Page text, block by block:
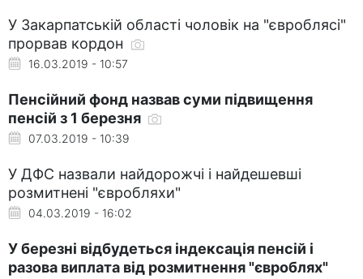
У Закарпатській області чоловік на "євроблясі"
прорвав кордон
16.03.2019 - 10:57
Пенсійний фонд назвав суми підвищення
пенсій з 1 березня
07.03.2019 - 10:39
У ДФС назвали найдорожчі і найдешевші
розмитнені "євробляхи"
04.03.2019 - 16:02
У березні відбудеться індексація пенсій і
разова виплата від розмитнення "євроблях"